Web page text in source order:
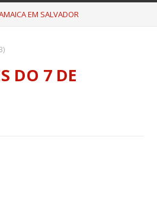
EM SALVADOR
DO 7 DE